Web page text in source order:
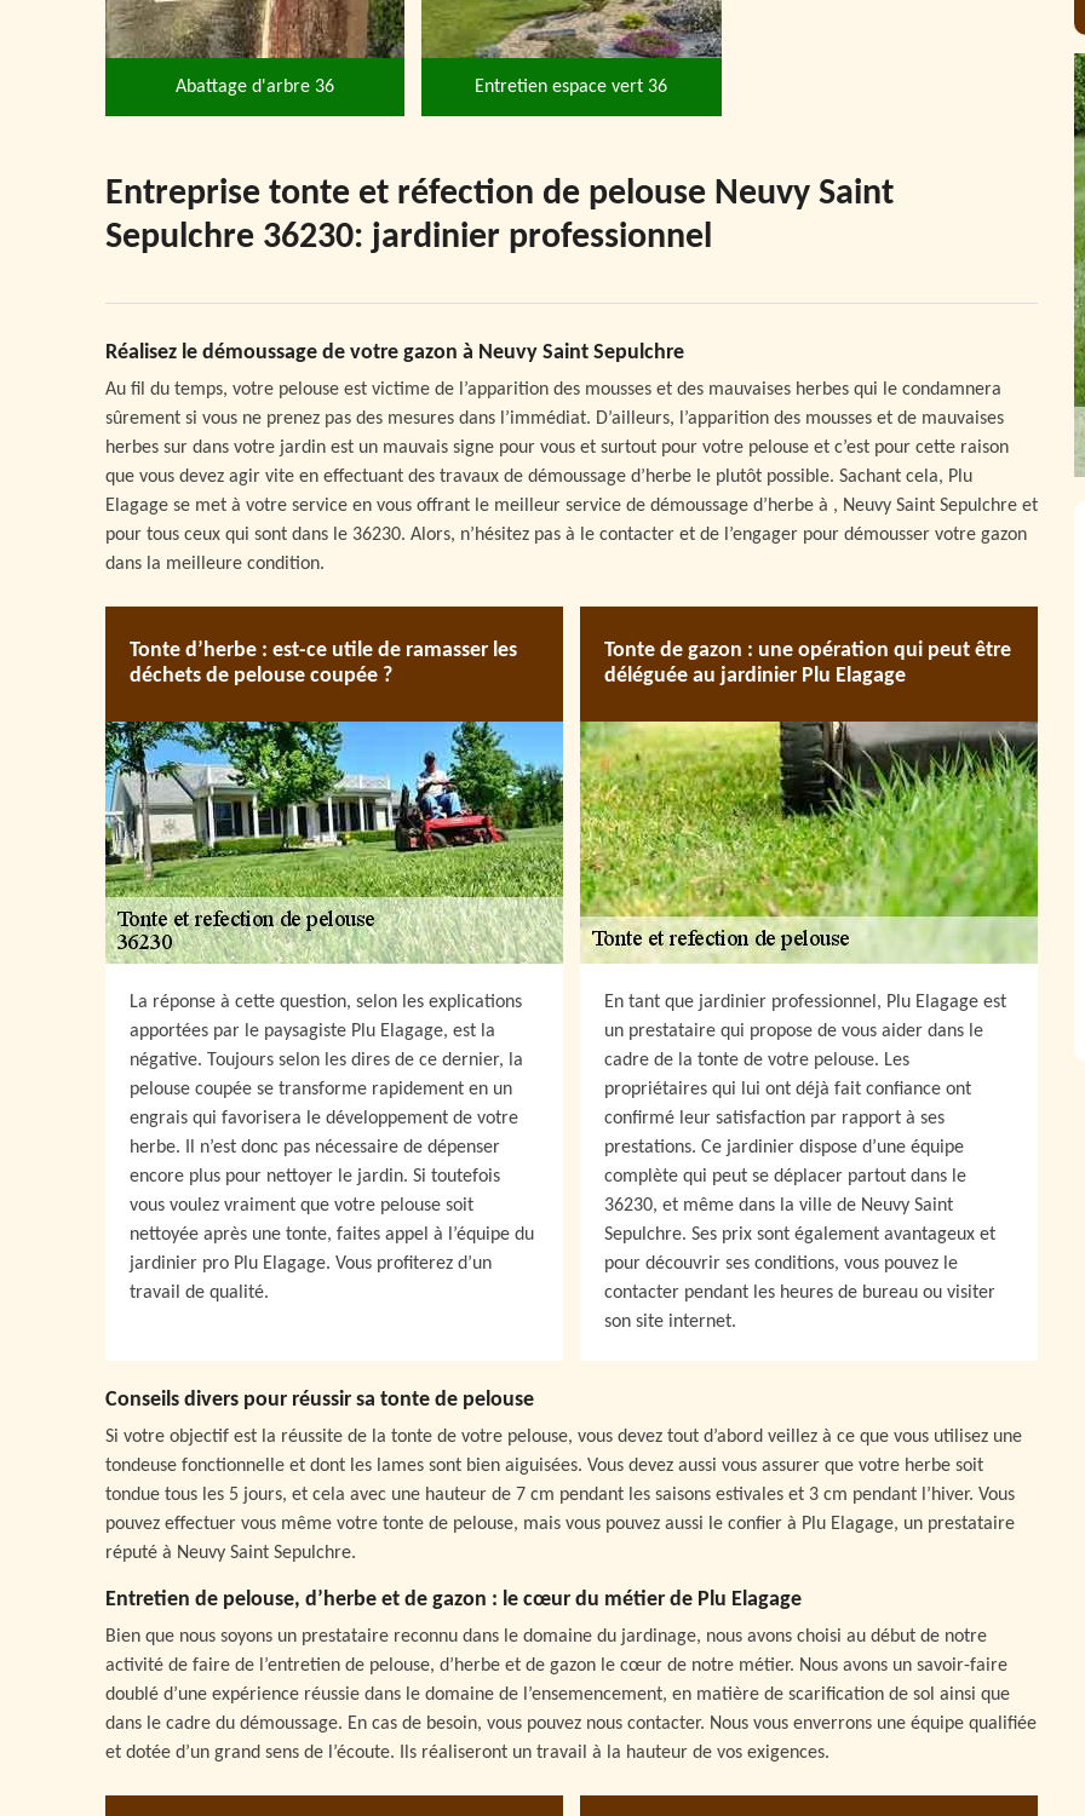
Abattage d'arbre 36 Entretien espace vert 36
Entreprise tonte et réfection de pelouse Neuvy Saint
Sepulchre 36230: jardinier professionnel
Réalisez le démoussage de votre gazon à Neuvy Saint Sepulchre
Au fil du temps, votre pelouse est victime de l’apparition des mousses et des mauvaises herbes qui le condamnera
sûrement si vous ne prenez pas des mesures dans l’immédiat. D’ailleurs, l’apparition des mousses et de mauvaises
herbes sur dans votre jardin est un mauvais signe pour vous et surtout pour votre pelouse et c’est pour cette raison
que vous devez agir vite en effectuant des travaux de démoussage d’herbe le plutôt possible. Sachant cela, Plu
Elagage se met à votre service en vous offrant le meilleur service de démoussage d’herbe à , Neuvy Saint Sepulchre et
pour tous ceux qui sont dans le 36230. Alors, n’hésitez pas à le contacter et de l’engager pour démousser votre gazon
dans la meilleure condition.
Tonte d’herbe : est-ce utile de ramasser les
déchets de pelouse coupée ?
La réponse à cette question, selon les explications
apportées par le paysagiste Plu Elagage, est la
négative. Toujours selon les dires de ce dernier, la
pelouse coupée se transforme rapidement en un
engrais qui favorisera le développement de votre
herbe. Il n’est donc pas nécessaire de dépenser
encore plus pour nettoyer le jardin. Si toutefois
vous voulez vraiment que votre pelouse soit
nettoyée après une tonte, faites appel à l’équipe du
jardinier pro Plu Elagage. Vous profiterez d’un
travail de qualité.
Tonte de gazon : une opération qui peut être
déléguée au jardinier Plu Elagage
En tant que jardinier professionnel, Plu Elagage est
un prestataire qui propose de vous aider dans le
cadre de la tonte de votre pelouse. Les
propriétaires qui lui ont déjà fait confiance ont
confirmé leur satisfaction par rapport à ses
prestations. Ce jardinier dispose d’une équipe
complète qui peut se déplacer partout dans le
36230, et même dans la ville de Neuvy Saint
Sepulchre. Ses prix sont également avantageux et
pour découvrir ses conditions, vous pouvez le
contacter pendant les heures de bureau ou visiter
son site internet.
Conseils divers pour réussir sa tonte de pelouse
Si votre objectif est la réussite de la tonte de votre pelouse, vous devez tout d’abord veillez à ce que vous utilisez une
tondeuse fonctionnelle et dont les lames sont bien aiguisées. Vous devez aussi vous assurer que votre herbe soit
tondue tous les 5 jours, et cela avec une hauteur de 7 cm pendant les saisons estivales et 3 cm pendant l’hiver. Vous
pouvez effectuer vous même votre tonte de pelouse, mais vous pouvez aussi le confier à Plu Elagage, un prestataire
réputé à Neuvy Saint Sepulchre.
Entretien de pelouse, d’herbe et de gazon : le cœur du métier de Plu Elagage
Bien que nous soyons un prestataire reconnu dans le domaine du jardinage, nous avons choisi au début de notre
activité de faire de l’entretien de pelouse, d’herbe et de gazon le cœur de notre métier. Nous avons un savoir-faire
doublé d’une expérience réussie dans le domaine de l’ensemencement, en matière de scarification de sol ainsi que
dans le cadre du démoussage. En cas de besoin, vous pouvez nous contacter. Nous vous enverrons une équipe qualifiée
et dotée d’un grand sens de l’écoute. Ils réaliseront un travail à la hauteur de vos exigences.